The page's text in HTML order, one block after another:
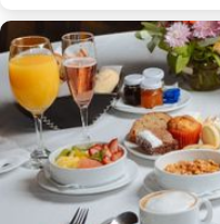
Reservas : +5492615194284
spa@diplomatihotel.com.ar